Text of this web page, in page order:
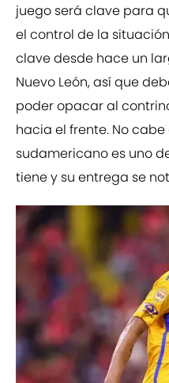
juego será clave para
el control de la
clave desde hace un
Nuevo León, así que
poder opacar al
hacia el frente. No
sudamericano es uno
tiene y su entrega se